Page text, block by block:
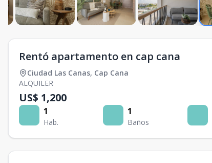
Rentó apartamento en cap cana
Ciudad Las Canas, Cap Cana
ALQUILER
US$ 1,200
1
Hab.
1
Baños